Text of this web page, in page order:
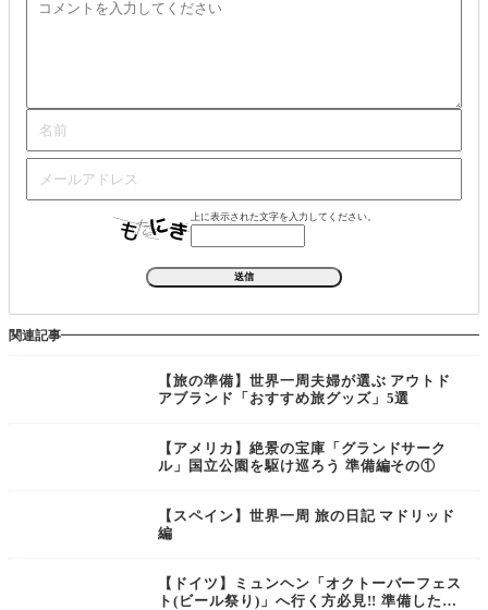
上に表示された文字を入力してください。
関連記事
【旅の準備】世界一周夫婦が選ぶ アウトド
アブランド「おすすめ旅グッズ」5選
【アメリカ】絶景の宝庫「グランドサーク
ル」国立公園を駆け巡ろう 準備編その①
【スペイン】世界一周 旅の日記 マドリッド
編
【ドイツ】ミュンヘン「オクトーバーフェス
ト(ビール祭り)」へ行く方必見!! 準備したこ